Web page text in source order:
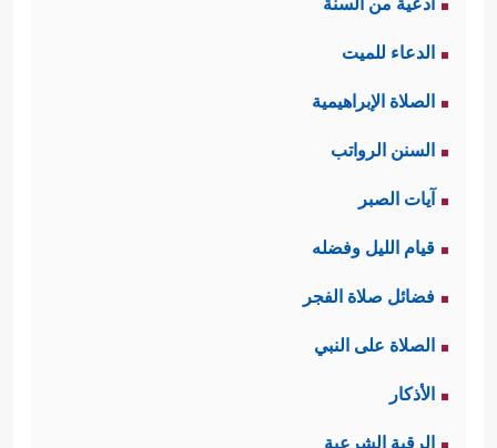
الدعاء للميت
الصلاة الإبراهيمية
السنن الرواتب
آيات الصبر
قيام الليل وفضله
فضائل صلاة الفجر
الصلاة على النبي
الأذكار
الرقية الشرعية